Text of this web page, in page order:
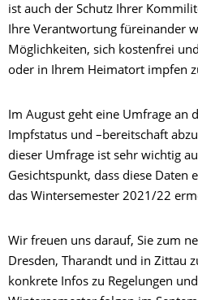
ist auch der Schutz Ihrer
Ihre Verantwortung füreinander
Möglichkeiten, sich kostenfrei
oder in Ihrem Heimatort impfen
Im August geht eine Umfrage an
Impfstatus und –bereitschaft
dieser Umfrage ist sehr wichtig
Gesichtspunkt, dass diese Daten
das Wintersemester 2021/22
Wir freuen uns darauf, Sie zum
Dresden, Tharandt und in Zittau
konkrete Infos zu Regelungen